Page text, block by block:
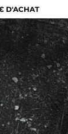
D'ACHAT